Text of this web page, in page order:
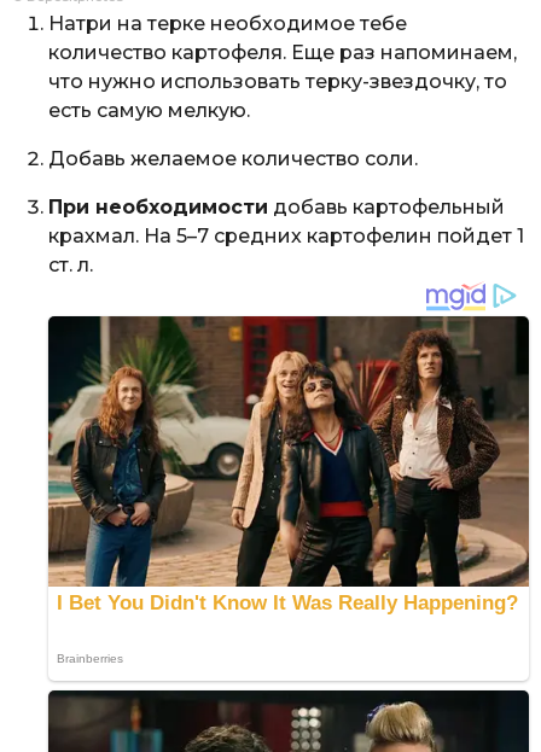
Натри на терке необходимое тебе
количество картофеля. Еще раз напоминаем,
что нужно использовать терку-звездочку, то
есть самую мелкую.
Добавь желаемое количество соли.
При необходимости добавь картофельный
крахмал. На 5–7 средних картофелин пойдет 1
ст. л.